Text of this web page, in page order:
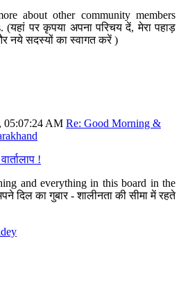
about other community members
(यहां पर कृपया अपना परिचय दें, मेरा पहाड़
नये सदस्यों का स्वागत करें )
05:07:24 AM Re: Good Morning &
!
and everything in this board in the
दिल का गुबार - शालीनता की सीमा में रहते